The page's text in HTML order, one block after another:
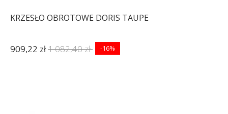
KRZESŁO OBROTOWE DORIS TAUPE
909,22 zł1 082,40 zł -16%